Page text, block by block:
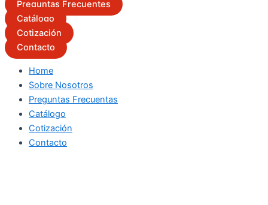
Preguntas Frecuentes
Catálogo
Cotización
Contacto
Home
Sobre Nosotros
Preguntas Frecuentas
Catálogo
Cotización
Contacto